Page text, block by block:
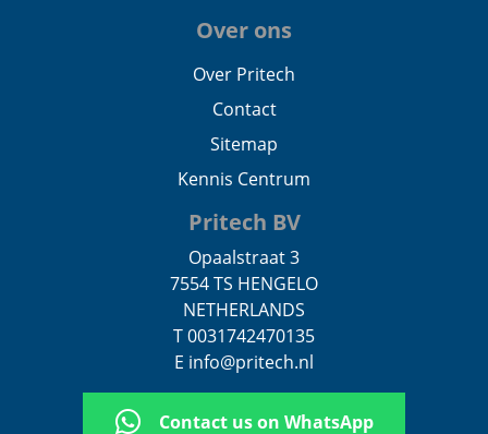
Over ons
Over Pritech
Contact
Sitemap
Kennis Centrum
Pritech BV
Opaalstraat 3
7554 TS HENGELO
NETHERLANDS
T 0031742470135
E info@pritech.nl
Contact us on WhatsApp